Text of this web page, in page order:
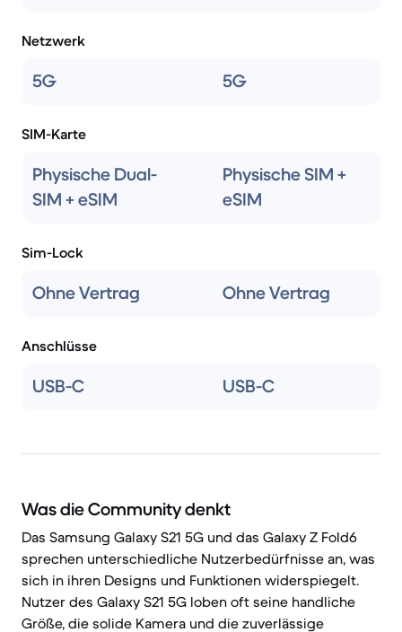
Netzwerk
5G 5G
SIM-Karte
Physische Dual-
SIM + eSIM
Physische SIM +
eSIM
Sim-Lock
Ohne Vertrag Ohne Vertrag
Anschlüsse
USB-C USB-C
Was die Community denkt
Das Samsung Galaxy S21 5G und das Galaxy Z Fold6
sprechen unterschiedliche Nutzerbedürfnisse an, was
sich in ihren Designs und Funktionen widerspiegelt.
Nutzer des Galaxy S21 5G loben oft seine handliche
Größe, die solide Kamera und die zuverlässige